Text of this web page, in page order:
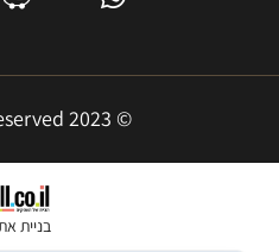
© 2023 All Rights Reserved
בניית